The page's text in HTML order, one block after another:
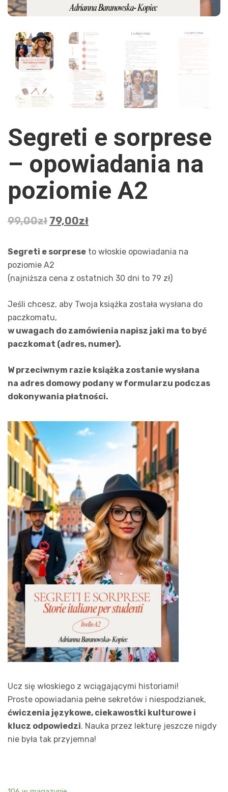
Segreti e sorprese
– opowiadania na
poziomie A2
99,00zł 79,00zł
Segreti e sorprese to włoskie opowiadania na
poziomie A2
(najniższa cena z ostatnich 30 dni to 79 zł)
Jeśli chcesz, aby Twoja książka została wysłana do
paczkomatu,
w uwagach do zamówienia napisz jaki ma to być
paczkomat (adres, numer).
W przeciwnym razie książka zostanie wysłana
na adres domowy podany w formularzu podczas
dokonywania płatności.
Ucz się włoskiego z wciągającymi historiami!
Proste opowiadania pełne sekretów i niespodzianek,
ćwiczenia językowe, ciekawostki kulturowe i
klucz odpowiedzi. Nauka przez lekturę jeszcze nigdy
nie była tak przyjemna!